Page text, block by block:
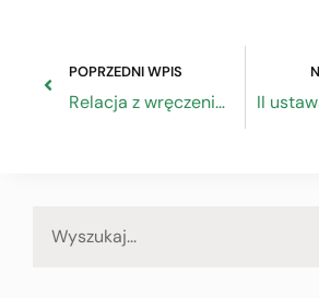
POPRZEDNI WPIS
Relacja z wręczenia nagrody specjalnej Super Talent Rzemiosła w Radio Kielce